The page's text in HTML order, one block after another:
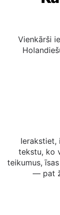
Vienkārši
Ierakstiet,
tekstu,